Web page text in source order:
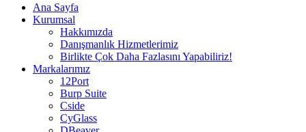
Ana Sayfa
Kurumsal
Hakkımızda
Danışmanlık Hizmetlerimiz
Birlikte Çok Daha Fazlasını Yapabiliriz!
Markalarımız
12Port
Burp Suite
Cside
CyGlass